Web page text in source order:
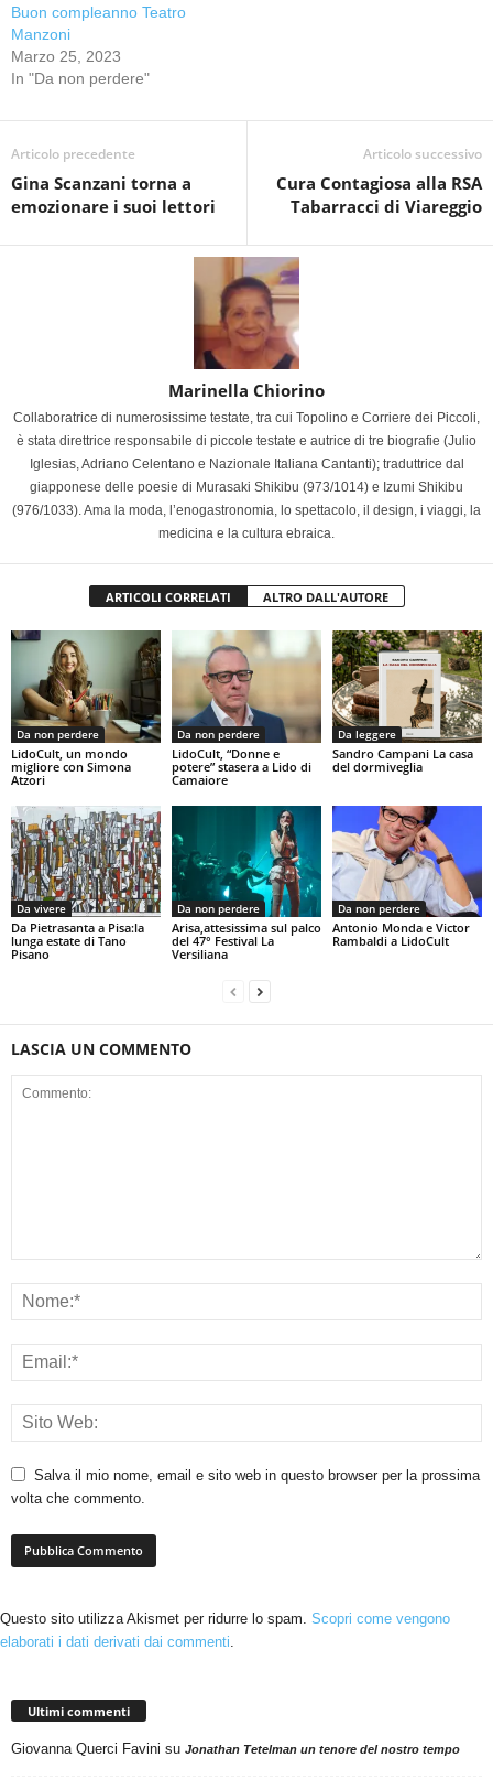
Buon compleanno Teatro
Manzoni
Marzo 25, 2023
In "Da non perdere"
Articolo precedente
Gina Scanzani torna a
emozionare i suoi lettori
Articolo successivo
Cura Contagiosa alla RSA
Tabarracci di Viareggio
Marinella Chiorino
Collaboratrice di numerosissime testate, tra cui Topolino e Corriere dei Piccoli,
è stata direttrice responsabile di piccole testate e autrice di tre biografie (Julio
Iglesias, Adriano Celentano e Nazionale Italiana Cantanti); traduttrice dal
giapponese delle poesie di Murasaki Shikibu (973/1014) e Izumi Shikibu
(976/1033). Ama la moda, l’enogastronomia, lo spettacolo, il design, i viaggi, la
medicina e la cultura ebraica.
ARTICOLI CORRELATI ALTRO DALL'AUTORE
Da non perdere
LidoCult, un mondo
migliore con Simona
Atzori
Da non perdere
LidoCult, “Donne e
potere” stasera a Lido di
Camaiore
Da leggere
Sandro Campani La casa
del dormiveglia
Da vivere
Da Pietrasanta a Pisa:la
lunga estate di Tano
Pisano
Da non perdere
Arisa,attesissima sul palco
del 47° Festival La
Versiliana
Da non perdere
Antonio Monda e Victor
Rambaldi a LidoCult
LASCIA UN COMMENTO
Salva il mio nome, email e sito web in questo browser per la prossima
volta che commento.
Questo sito utilizza Akismet per ridurre lo spam. Scopri come vengono
elaborati i dati derivati dai commenti.
Ultimi commenti
Giovanna Querci Favini su Jonathan Tetelman un tenore del nostro tempo